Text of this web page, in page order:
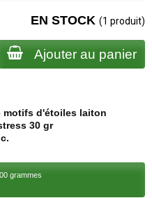
EN STOCK (1 produit)
Ajouter au panier
motifs d'étoiles laiton
30 gr
grammes